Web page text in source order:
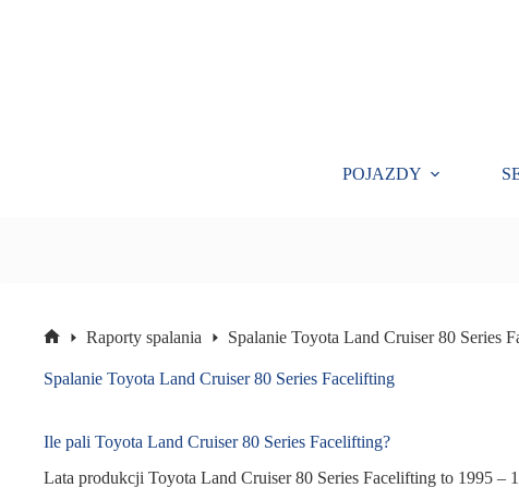
POJAZDY
główna
Raporty spalania Spalanie Toyota Land Cruiser 80 Series
Spalanie Toyota Land Cruiser 80 Series Facelifting
Ile pali Toyota Land Cruiser 80 Series Facelifting?
Lata produkcji Toyota Land Cruiser 80 Series Facelifting to 1995 –